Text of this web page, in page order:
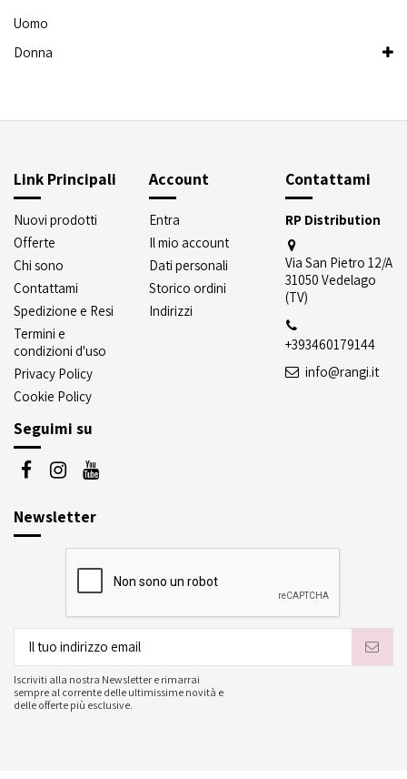
Uomo
Donna
Link Principali
Nuovi prodotti
Offerte
Chi sono
Contattami
Spedizione e Resi
Termini e
condizioni d'uso
Privacy Policy
Cookie Policy
Account
Entra
Il mio account
Dati personali
Storico ordini
Indirizzi
Contattami
RP Distribution
Via San Pietro 12/A
31050 Vedelago
(TV)
+393460179144
info@rangi.it
Seguimi su
Newsletter
Iscriviti alla nostra Newsletter e rimarrai
sempre al corrente delle ultimissime novità e
delle offerte più esclusive.